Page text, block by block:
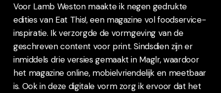
Voor Lamb Weston maakte ik negen gedrukte
edities van Eat This!, een magazine vol foodservice-
inspiratie. Ik verzorgde de vormgeving van de
geschreven content voor print. Sindsdien zijn er
inmiddels drie versies gemaakt in Maglr, waardoor
het magazine online, mobielvriendelijk en meetbaar
is. Ook in deze digitale vorm zorg ik ervoor dat het